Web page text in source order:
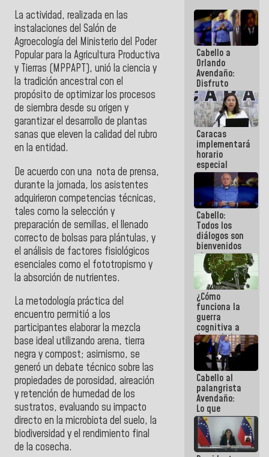
La actividad, realizada en las
instalaciones del Salón de
Agroecología del Ministerio del Poder
Popular para la Agricultura Productiva
y Tierras (MPPAPT), unió la ciencia y
la tradición ancestral con el
propósito de optimizar los procesos
de siembra desde su origen y
garantizar el desarrollo de plantas
sanas que eleven la calidad del rubro
en la entidad.
De acuerdo con una nota de prensa,
durante la jornada, los asistentes
adquirieron competencias técnicas,
tales como la selección y
preparación de semillas, el llenado
correcto de bolsas para plántulas, y
el análisis de factores fisiológicos
esenciales como el fototropismo y
la absorción de nutrientes.
La metodología práctica del
encuentro permitió a los
participantes elaborar la mezcla
base ideal utilizando arena, tierra
negra y compost; asimismo, se
generó un debate técnico sobre las
propiedades de porosidad, aireación
y retención de humedad de los
sustratos, evaluando su impacto
directo en la microbiota del suelo, la
biodiversidad y el rendimiento final
de la cosecha.
Cabello a
Orlando
Avendaño:
Disfruto
cada vez
que escribes
porque lo
que haces
es
embarrarla
Caracas
implementará
horario
especial
para
adaptarse
al plan de
ahorro
energético
Cabello:
Todos los
diálogos son
bienvenidos
siempre que
estén en el
marco de la
Constitución
de la
República
¿Cómo
funciona la
guerra
cognitiva a
favor de la
narrativa
hegemónica?
(1)
Cabello al
palangrista
Avendaño:
Lo que
vayas a
escribir
hazlo hoy
por que no